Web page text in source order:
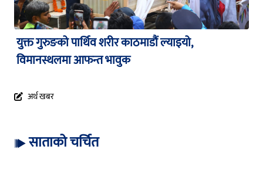
युक्त गुरुङको पार्थिव शरीर काठमाडौं ल्याइयो,
विमानस्थलमा आफन्त भावुक
अर्थ खबर
साताको चर्चित